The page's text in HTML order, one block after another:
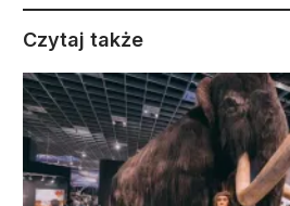
Czytaj także